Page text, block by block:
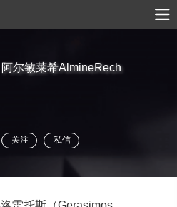
阿尔敏莱希AlmineRech
关注 私信